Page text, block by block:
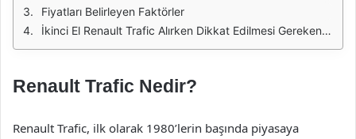
Fiyatları Belirleyen Faktörler
İkinci El Renault Trafic Alırken Dikkat Edilmesi Gerekenler
Renault Trafic Nedir?
Renault Trafic, ilk olarak 1980’lerin başında piyasaya